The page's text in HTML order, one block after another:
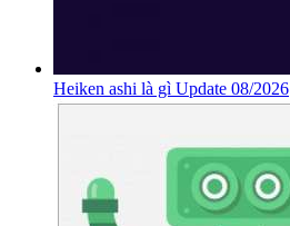
Heiken ashi là gì Update 08/2026